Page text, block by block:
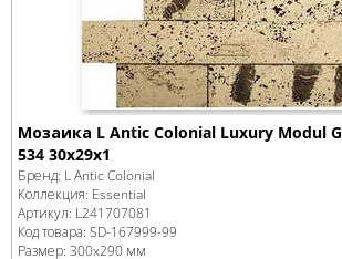
Мозаика L Antic Colonial Luxury Modul
534 30x29x1
Бренд: L Antic Colonial
Коллекция: Essential
Артикул: L241707081
Код товара: SD-167999-99
Размер: 300x290 мм